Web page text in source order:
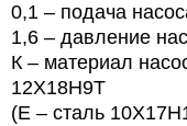
0,1 – подача
1,6 – давление
К – материал
12Х18Н9Т
(Е – сталь